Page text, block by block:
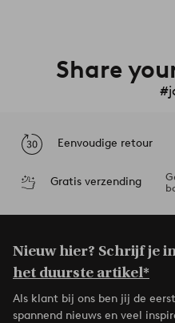
Share
Eenvoudige retour
Gratis verzending
Nieuw hier? Schrijf je
het duurste artikel*
Als klant bij ons ben jij de
spannend nieuws en veel